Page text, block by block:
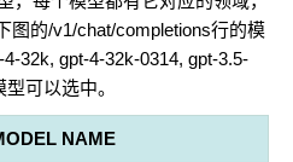
图的/v1/chat/completions行的模
32k, gpt-4-32k-0314, gpt-3.5-
可以选中。
NAME